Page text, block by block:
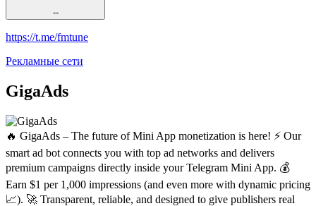
--
https://t.me/fmtune
Рекламные сети
GigaAds
🔥 GigaAds – The future of Mini App monetization is here! ⚡️ Our
smart ad bot connects you with top ad networks and delivers
premium campaigns directly inside your Telegram Mini App. 💰
Earn $1 per 1,000 impressions (and even more with dynamic pricing
📈). 🚀 Transparent, reliable, and designed to give publishers real